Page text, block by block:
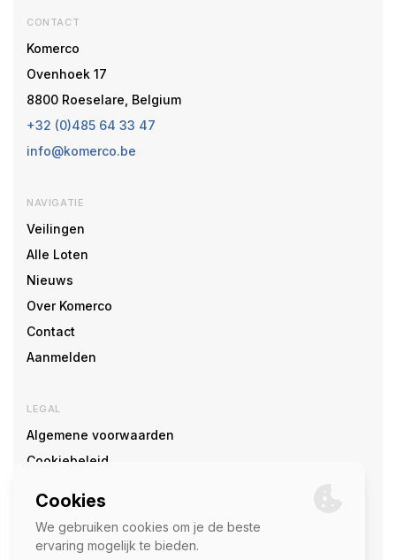
CONTACT
Komerco
Ovenhoek 17
8800 Roeselare, Belgium
+32 (0)485 64 33 47
info@komerco.be
NAVIGATIE
Veilingen
Alle Loten
Nieuws
Over Komerco
Contact
Aanmelden
LEGAL
Algemene voorwaarden
Cookiebeleid
SOCIAL